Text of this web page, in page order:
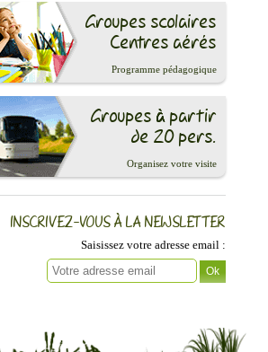
Groupes scolaires
Centres aérés
Programme pédagogique
Groupes à partir
de 20 pers.
Organisez votre visite
INSCRIVEZ-VOUS À LA NEWSLETTER
Saisissez votre adresse email :
Ok